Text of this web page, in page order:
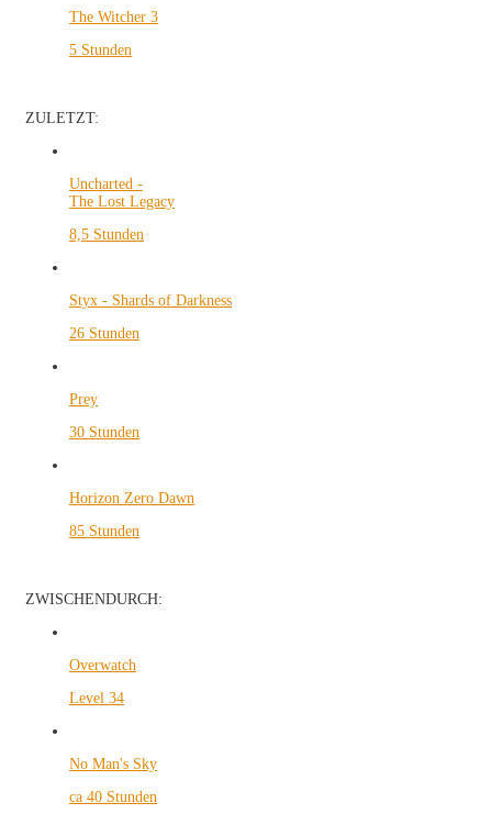
The Witcher 3
5 Stunden
ZULETZT:
Uncharted -
The Lost Legacy
8,5 Stunden
Styx - Shards of Darkness
26 Stunden
Prey
30 Stunden
Horizon Zero Dawn
85 Stunden
ZWISCHENDURCH:
Overwatch
Level 34
No Man's Sky
ca 40 Stunden